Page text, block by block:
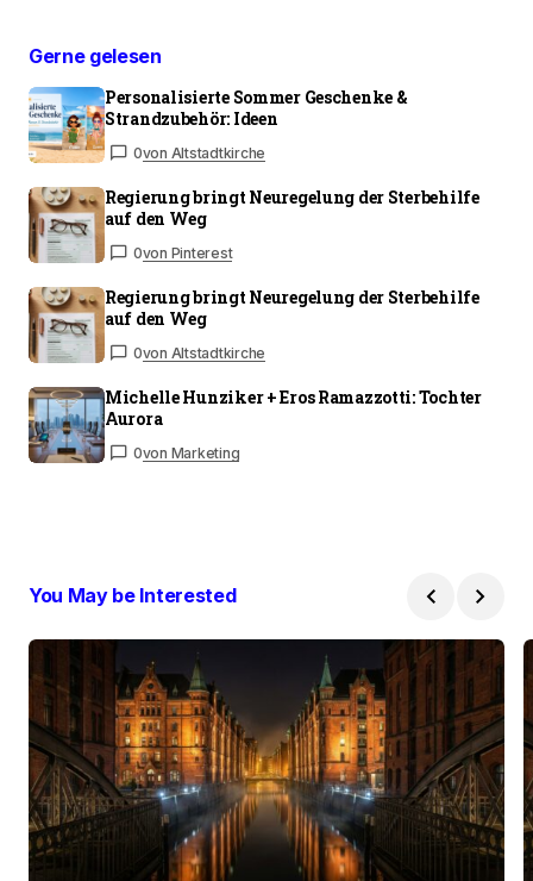
Gerne gelesen
Personalisierte Sommer Geschenke &
Strandzubehör: Ideen
0von Altstadtkirche
Regierung bringt Neuregelung der Sterbehilfe
auf den Weg
0von Pinterest
Regierung bringt Neuregelung der Sterbehilfe
auf den Weg
0von Altstadtkirche
Michelle Hunziker + Eros Ramazzotti: Tochter
Aurora
0von Marketing
You May be Interested